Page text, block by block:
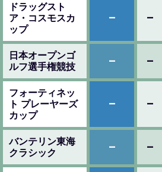
ドラッグスト
ア・コスモスカ
ップ
– –
日本オープンゴ
ルフ選手権競技
– –
フォーティネッ
ト プレーヤーズ
カップ
– –
バンテリン東海
クラシック
– –